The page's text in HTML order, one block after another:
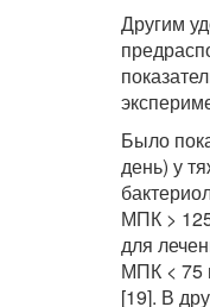
Другим
Было
день) у
МПК >
для
МПК < 75
[19]. В